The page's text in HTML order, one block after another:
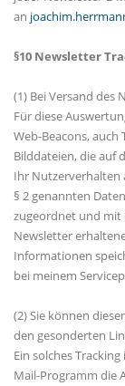
an
§10 Newsletter
(1) Bei Versand
Für diese
Web-Beacons, auch
Bilddateien, die auf
Ihr Nutzerverhalten
§ 2 genannten
zugeordnet und mit
Newsletter
Informationen
bei meinem
(2) Sie können
den gesonderten
Ein solches
Mail-Programm die